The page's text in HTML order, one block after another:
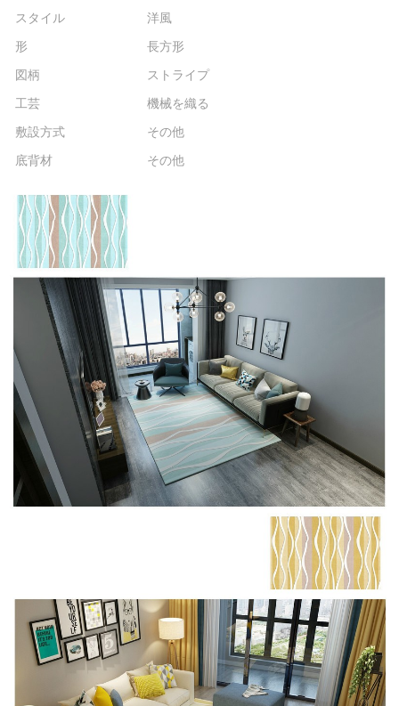
スタイル
洋風
形
長方形
図柄
ストライプ
工芸
機械を織る
敷設方式
その他
底背材
その他